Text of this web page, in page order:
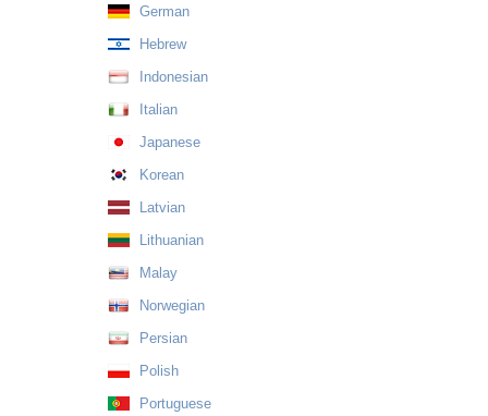
German
Hebrew
Indonesian
Italian
Japanese
Korean
Latvian
Lithuanian
Malay
Norwegian
Persian
Polish
Portuguese